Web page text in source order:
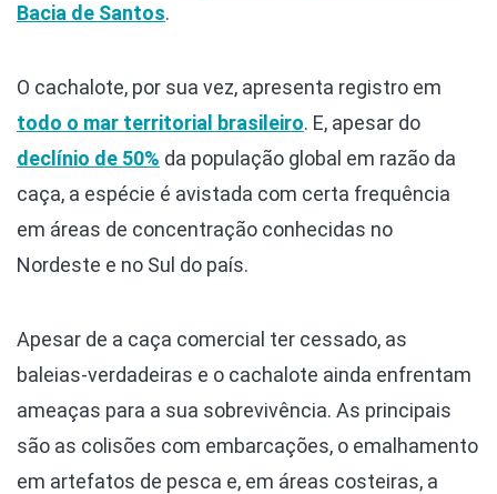
Bacia de Santos.
O cachalote, por sua vez, apresenta registro em
todo o mar territorial brasileiro. E, apesar do
declínio de 50% da população global em razão da
caça, a espécie é avistada com certa frequência
em áreas de concentração conhecidas no
Nordeste e no Sul do país.
Apesar de a caça comercial ter cessado, as
baleias-verdadeiras e o cachalote ainda enfrentam
ameaças para a sua sobrevivência. As principais
são as colisões com embarcações, o emalhamento
em artefatos de pesca e, em áreas costeiras, a